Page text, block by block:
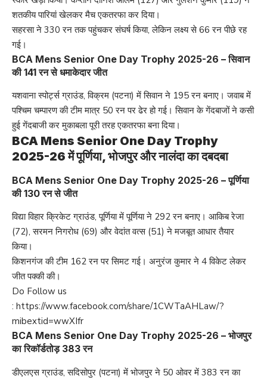
शतकीय पारियां खेलकर मैच एकतरफा कर दिया।
सहरसा ने 330 रन तक पहुंचकर संघर्ष किया, लेकिन लक्ष्य से 66 रन पीछे रह
गई।
BCA Mens Senior One Day Trophy 2025-26 – सिवान
की 141 रन से धमाकेदार जीत
यशवाना स्पोर्ट्स ग्राउंड, विक्रम (पटना) में सिवान ने 195 रन बनाए। जवाब में
पश्चिम चम्पारण की टीम मात्र 50 रन पर ढेर हो गई। सिवान के गेंदबाजों ने कसी
हुई गेंदबाजी कर मुकाबला पूरी तरह एकतरफा बना दिया।
BCA Mens Senior One Day Trophy
2025-26 में पूर्णिया, भोजपुर और नालंदा का दबदबा
BCA Mens Senior One Day Trophy 2025-26 – पूर्णिया
की 130 रन से जीत
विद्या विहार क्रिकेट ग्राउंड, पूर्णिया में पूर्णिया ने 292 रन बनाए। आकिब रेजा
(72), सरमन निगरोध (69) और वेदांत वत्स (51) ने मजबूत आधार तैयार
किया।
किशनगंज की टीम 162 रन पर सिमट गई। अनुरंज कुमार ने 4 विकेट लेकर
जीत पक्की की।
Do Follow us
: https://www.facebook.com/share/1CWTaAHLaw/?
mibextid=wwXIfr
BCA Mens Senior One Day Trophy 2025-26 – भोजपुर
का रिकॉर्डतोड़ 383 रन
डीएलएस ग्राउंड, सदिसोपुर (पटना) में भोजपुर ने 50 ओवर में 383 रन का